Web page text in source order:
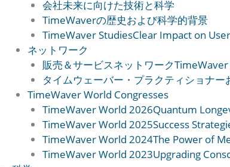
会社未来に向けた技術と科学
TimeWaverの歴史および科学的背景
TimeWaver StudiesClear Impact on
ネットワーク
販売＆サービスネットワーク
タイムウェーバー・プラクティショナー
TimeWaver World Congresses
TimeWaver World 2026Quantum
TimeWaver World 2025Success
TimeWaver World 2024The Power of
TimeWaver World 2023Upgrading